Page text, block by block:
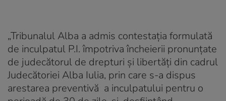
„Tribunalul Alba a admis contestaţia formulată
de inculpatul P.I. împotriva încheierii pronunţate
de judecătorul de drepturi şi libertăţi din cadrul
Judecătoriei Alba Iulia, prin care s-a dispus
arestarea preventivă a inculpatului pentru o